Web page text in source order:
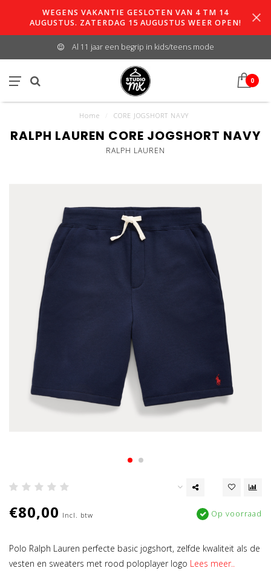
WEGENS VAKANTIE GESLOTEN VAN 4 TM 14
AUGUSTUS. ZATERDAG 15 AUGUSTUS WEER OPEN!
Al 11 jaar een begrip in kids/teens mode
0
Home CORE JOGSHORT NAVY
RALPH LAUREN CORE JOGSHORT NAVY
RALPH LAUREN
€80,00 Incl. btw Op voorraad
Polo Ralph Lauren perfecte basic jogshort, zelfde kwaliteit als de
vesten en sweaters met rood poloplayer logo Lees meer..